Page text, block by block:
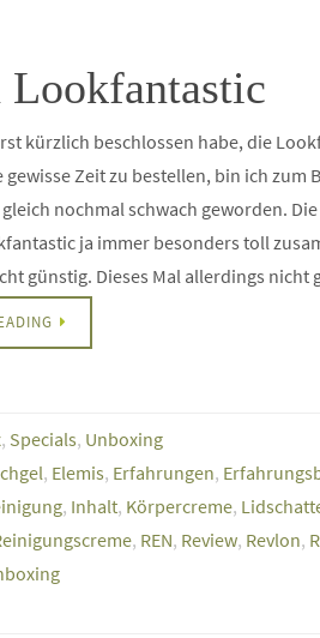
kürzlich beschlossen habe, die
Zeit zu bestellen, bin ich zum
nochmal schwach geworden.
ja immer besonders toll
günstig. Dieses Mal allerdings
, Specials, Unboxing
, Elemis, Erfahrungen,
, Inhalt, Körpercreme,
, REN, Review, Revlon,